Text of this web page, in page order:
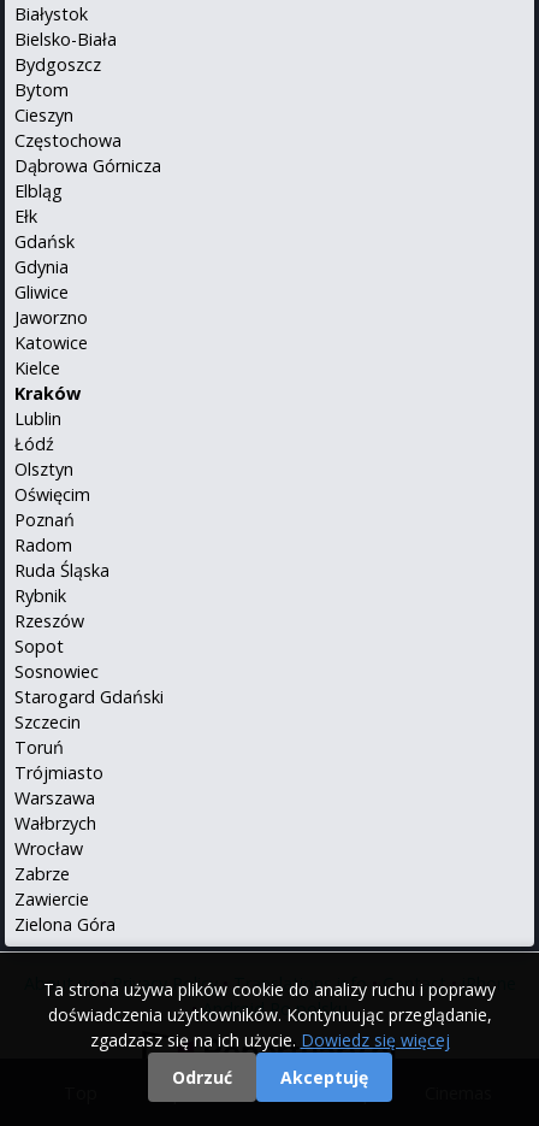
Ta strona używa plików cookie do analizy ruchu i poprawy
doświadczenia użytkowników. Kontynuując przeglądanie,
zgadzasz się na ich użycie. Dowiedz się więcej
Odrzuć
Akceptuję
Białystok
Bielsko-Biała
Bydgoszcz
Bytom
Cieszyn
Częstochowa
Dąbrowa Górnicza
Elbląg
Ełk
Gdańsk
Gdynia
Gliwice
Jaworzno
Katowice
Kielce
Kraków
Lublin
Łódź
Olsztyn
Oświęcim
Poznań
Radom
Ruda Śląska
Rybnik
Rzeszów
Sopot
Sosnowiec
Starogard Gdański
Szczecin
Toruń
Trójmiasto
Warszawa
Wałbrzych
Wrocław
Zabrze
Zawiercie
Zielona Góra
|
About us•Privacy Policy• Translations info•Contact•iPhone
•Android Po polsku
© 2000 - 2026 Repertuary.pl